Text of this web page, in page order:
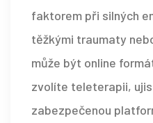
faktorem při silných
těžkými traumaty
může být online
zvolíte teleterapii,
zabezpečenou